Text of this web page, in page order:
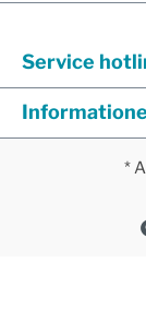
Service
*